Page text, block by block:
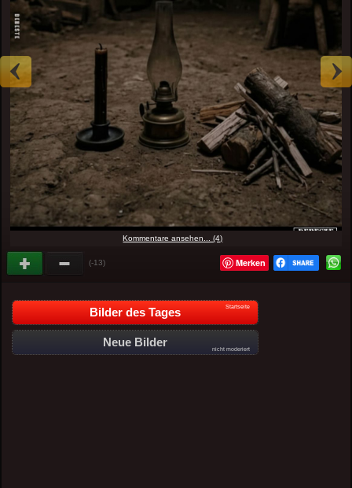
Kommentare ansehen... (4)
(-13) Merken
Bilder des Tages Startseite
Neue Bilder
nicht moderiert